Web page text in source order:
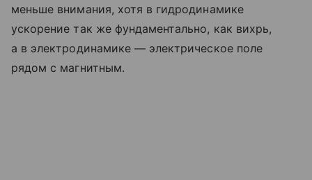
меньше внимания, хотя в гидродинамике
ускорение так же фундаментально, как вихрь,
а в электродинамике — электрическое поле
рядом с магнитным.